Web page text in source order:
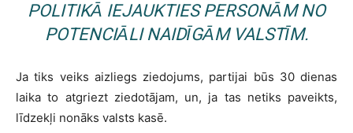
POLITIKĀ IEJAUKTIES PERSONĀM NO
POTENCIĀLI NAIDĪGĀM VALSTĪM.
Ja tiks veiks aizliegs ziedojums, partijai būs 30 dienas
laika to atgriezt ziedotājam, un, ja tas netiks paveikts,
līdzekļi nonāks valsts kasē.